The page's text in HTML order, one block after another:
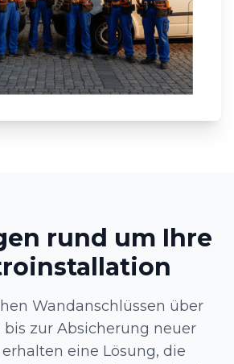
rund um Ihre
Wandanschlüssen über
bis zur Absicherung neuer
erhalten eine Lösung, die